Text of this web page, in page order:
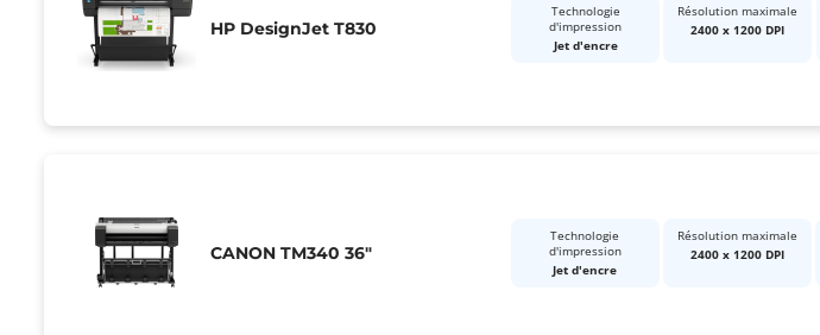
HP DesignJet T830
Technologie
d'impression
Jet d'encre
Résolution maximale
2400 x 1200 DPI
CANON TM340 36"
Technologie
d'impression
Jet d'encre
Résolution maximale
2400 x 1200 DPI